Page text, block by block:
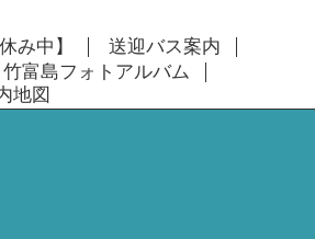
み中】
送迎バス案内
竹富島フォトアルバム
地図